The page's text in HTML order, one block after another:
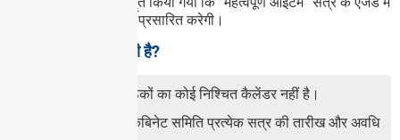
थे, जिन्हें सरकार शीघ्र ही प्रसारित करेगी।
संसद की बैठक कब होती है?
भारत की संसद में बैठकों का कोई निश्चित कैलेंडर नहीं है।
संसदीय मामलों की कैबिनेट समिति प्रत्येक सत्र की तारीख और अवधि